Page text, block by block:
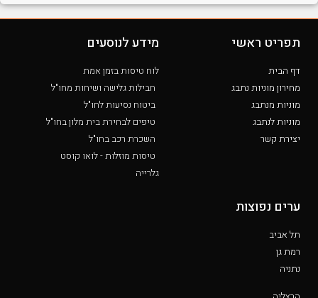
תפריט ראשי
דף הבית
מחירון מוניות נתבג
מוניות מנתבג
מוניות לנתבג
יצירת קשר
מידע לנוסעים
לוח טיסות בזמן אמת
חבילות גלישה ושיחות מחו"ל
ביטוח נסיעות לחו"ל
טיפים לבחירת בית מלון בחו"ל
השכרת רכב בחו"ל
טיסות מוזלות - לואו קוסט
גלרייה
ערים נפוצות
תל אביב
רמת גן
נתניה